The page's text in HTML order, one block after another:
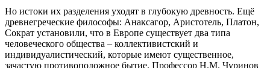
Но истоки их разделения уходят в глубокую древность. Ещё
древнегреческие философы: Анаксагор, Аристотель, Платон,
Сократ установили, что в Европе существует два типа
человеческого общества – коллективистский и
индивидуалистический, которые имеют существенное,
зачастую противоположное бытие. Профессор Н.М. Чуринов